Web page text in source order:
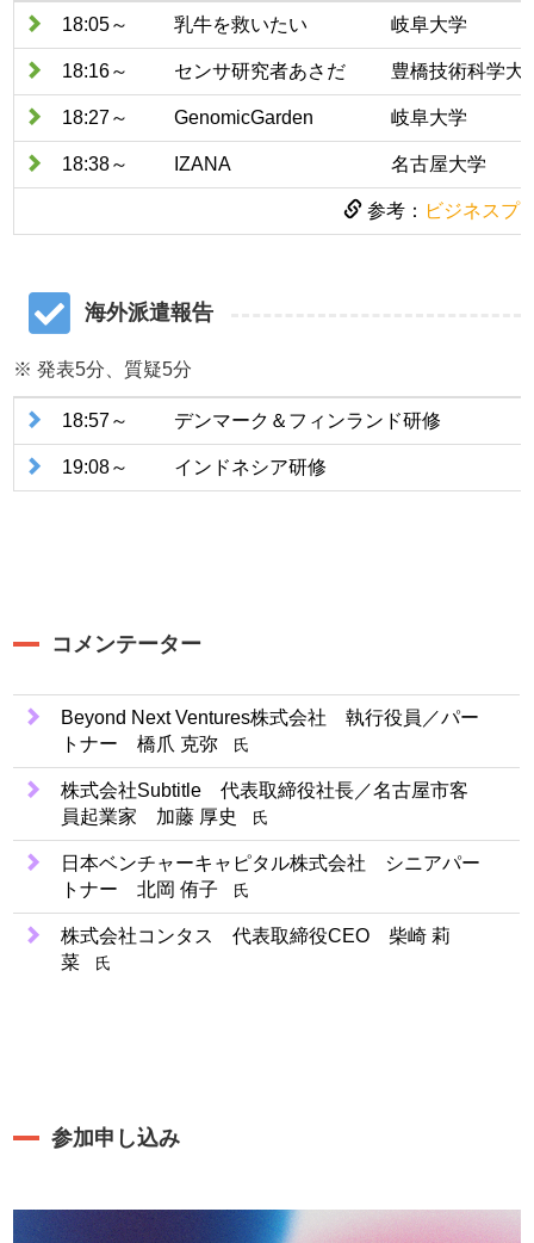
18:05～ 乳牛を救いたい 岐阜大学
18:16～ センサ研究者あさだ 豊橋技術科学大
18:27～ GenomicGarden 岐阜大学
18:38～ IZANA 名古屋大学
参考： ビジネスプ
海外派遣報告
※ 発表5分、質疑5分
18:57～ デンマーク＆フィンランド研修
19:08～ インドネシア研修
コメンテーター
Beyond Next Ventures株式会社 執行役員／パー
トナー 橋爪 克弥 氏
株式会社Subtitle 代表取締役社長／名古屋市客
員起業家 加藤 厚史
氏
日本ベンチャーキャピタル株式会社 シニアパー
トナー 北岡 侑子 氏
株式会社コンタス 代表取締役CEO 柴崎 莉
菜 氏
参加申し込み